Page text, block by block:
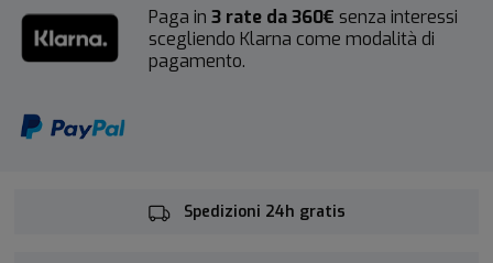
Paga in 3 rate da 360€ senza interessi
scegliendo Klarna come modalità di
pagamento.
Spedizioni 24h gratis